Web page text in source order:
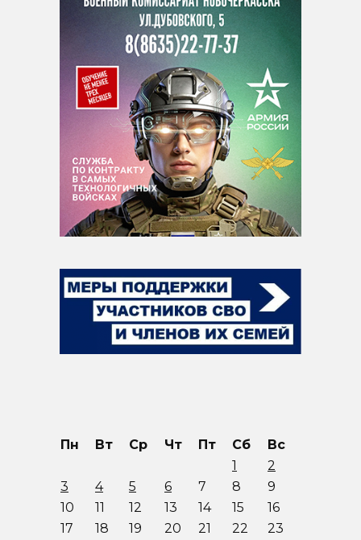
Пн Вт Ср Чт Пт Сб
Вс
1
2
3
4 5 6 7 8
9
10
11 12 13 14 15
16
17
18 19 20 21 22
23